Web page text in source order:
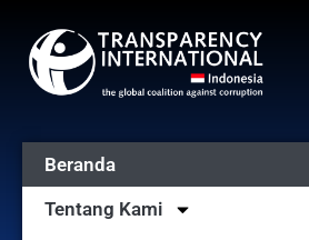
Beranda
Tentang Kami